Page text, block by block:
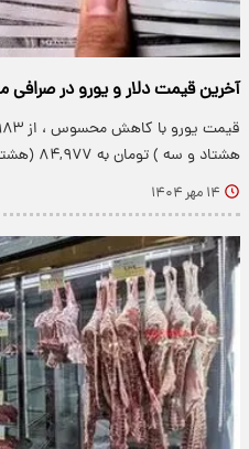
آخرین قیمت دلار و یورو در صرافی ملی
هشتاد و سه ) تومان به ۸۴,۹۷۷ (هشتاد و چهار هزار و نهصد…
۱۴ مهر ۱۴۰۴